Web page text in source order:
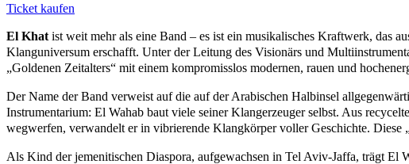
Ticket kaufen
El Khat ist weit mehr als eine Band – es ist ein musikalisches Kraftwerk, das
Klanguniversum erschafft. Unter der Leitung des Visionärs und
„Goldenen Zeitalters“ mit einem kompromisslos modernen, rauen und
Der Name der Band verweist auf die auf der Arabischen Halbinsel
Instrumentarium: El Wahab baut viele seiner Klangerzeuger selbst. Aus
wegwerfen, verwandelt er in vibrierende Klangkörper voller Geschichte.
Als Kind der jemenitischen Diaspora, aufgewachsen in Tel Aviv-Jaffa, trägt El